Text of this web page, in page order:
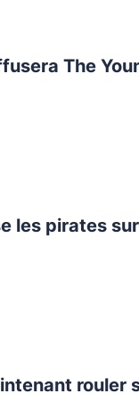
The
les pirates
rouler